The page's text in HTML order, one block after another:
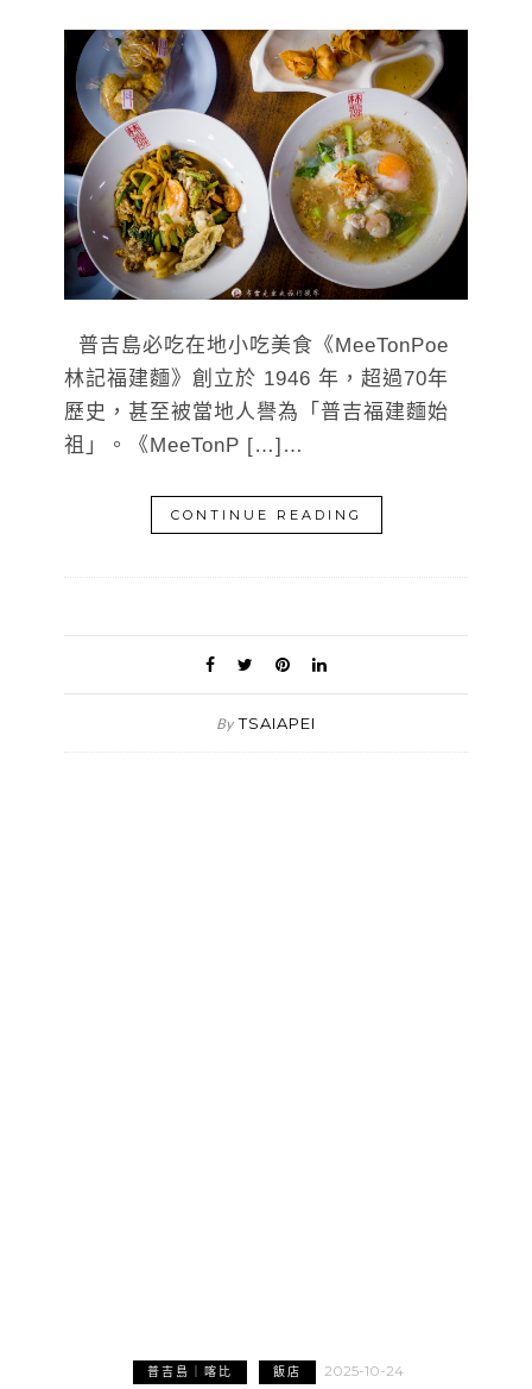
普吉島必吃在地小吃美食《MeeTonPoe
林記福建麵》創立於 1946 年，超過70年
歷史，甚至被當地人譽為「普吉福建麵始
祖」。《MeeTonP […]…
CONTINUE READING
By TSAIAPEI
普吉島｜喀比 飯店 2025-10-24